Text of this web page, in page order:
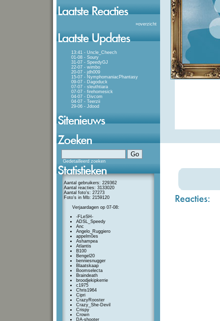
»overzicht
13:41 - Uncle_Cheech
01-08 - Soury
31-07 - SpeedyGJ
22-07 - wimbo
20-07 - jdh009
15-07 - NymphomaniacPhantasy
09-07 - Dagoduck
07-07 - sleuthtiara
07-07 - firehomesick
04-07 - Divcom
04-07 - Teerzii
29-06 - Jdood
Gedetailleerd zoeken
Aantal gebruikers: 229362
Aantal reacties: 3133020
Aantal foto's: 27273
Foto's in Mb: 2159120
Verjaardagen op 07-08:
-FLeSH-
ADSL_Speedy
Anc
Angelo_Ruggiero
appelm0es
Ashampea
Atlantis
B100
Bengel20
benniesnugger
Blaatskaap
Boomselecta
Braindeath
broodjekipkerrie
c1975
Chris1964
Cipri
CrazyRooster
Crazy_She-Devil
Crispy
Crown
DA-shooter